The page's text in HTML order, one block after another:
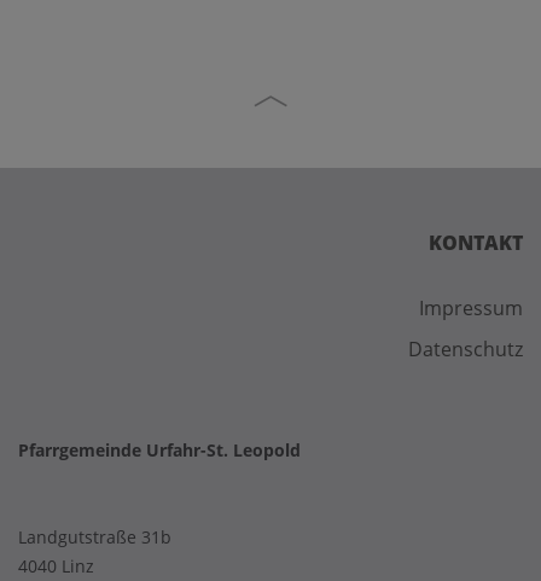
KONTAKT
Impressum
Datenschutz
Pfarrgemeinde Urfahr-St. Leopold
Landgutstraße 31b
4040 Linz